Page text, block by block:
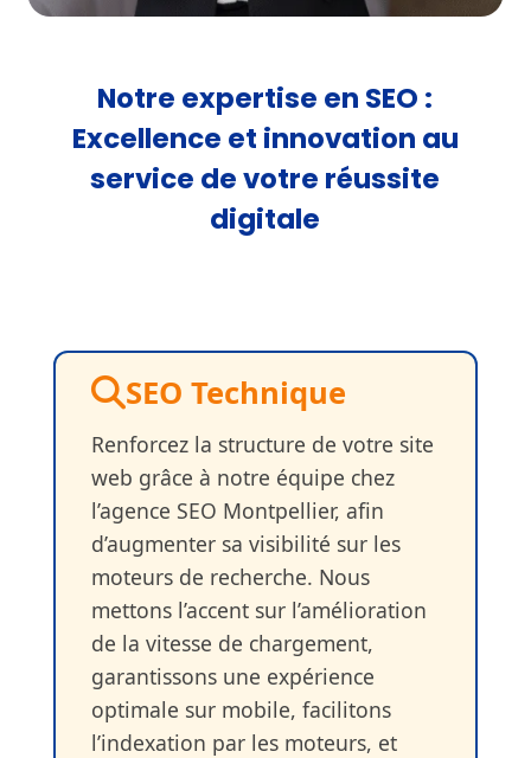
Notre expertise en SEO :
Excellence et innovation au
service de votre réussite
digitale
SEO Technique
Renforcez la structure de votre site
web grâce à notre équipe chez
l’agence SEO Montpellier, afin
d’augmenter sa visibilité sur les
moteurs de recherche. Nous
mettons l’accent sur l’amélioration
de la vitesse de chargement,
garantissons une expérience
optimale sur mobile, facilitons
l’indexation par les moteurs, et